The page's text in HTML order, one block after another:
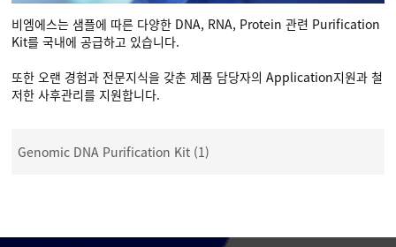
비엠에스는 샘플에 따른 다양한 DNA, RNA, Protein 관련 Purification
Kit를 국내에 공급하고 있습니다.
또한 오랜 경험과 전문지식을 갖춘 제품 담당자의 Application지원과 철
저한 사후관리를 지원합니다.
Genomic DNA Purification Kit (1)